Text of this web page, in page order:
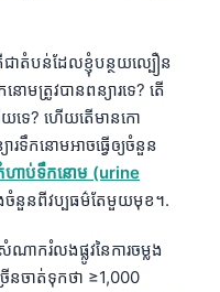
ាតំបន់ដែលខ្ញុំបន្ថយល្បឿន
មត្រូវបានពន្យារទេ? តើ
ទេ? ហើយតើមានកោ
រទឹកនោមអាចធ្វើឲ្យចំនួន
ហាប់ទឹកនោម (urine
ចំនួនពីវប្បធម៌តែមួយមុខ។.
ករំលងផ្លូវនៃការចម្លង
ើនចាត់ទុកថា ≥1,000